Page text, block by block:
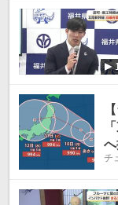
ョ
チ